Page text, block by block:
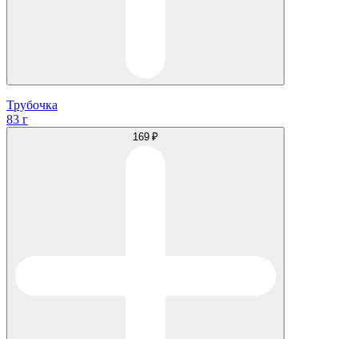
Трубочка
83 г
169 ₽